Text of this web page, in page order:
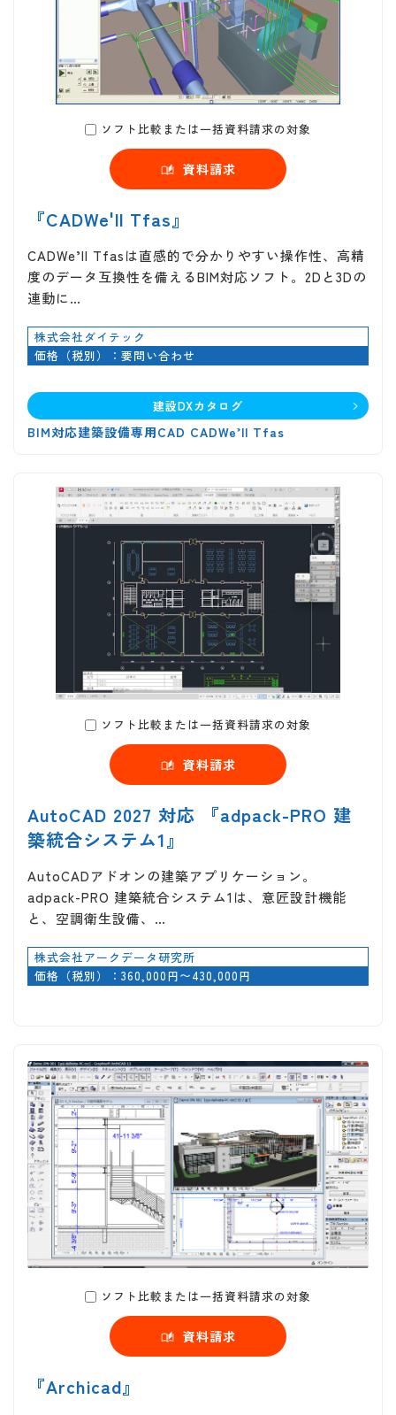
ソフト比較または一括資料請求の対象
資料請求
『CADWe'll Tfas』
CADWe’ll Tfasは直感的で分かりやすい操作性、高精
度のデータ互換性を備えるBIM対応ソフト。2Dと3Dの
連動に…
株式会社ダイテック
価格（税別）：要問い合わせ
建設DXカタログ
BIM対応建築設備専用CAD CADWe’ll Tfas
ソフト比較または一括資料請求の対象
資料請求
AutoCAD 2027 対応 『adpack-PRO 建
築統合システム1』
AutoCADアドオンの建築アプリケーション。
adpack-PRO 建築統合システム1は、意匠設計機能
と、空調衛生設備、…
株式会社アークデータ研究所
価格（税別）：360,000円〜430,000円
ソフト比較または一括資料請求の対象
資料請求
『Archicad』